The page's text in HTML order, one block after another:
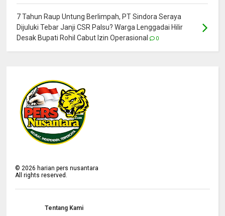
7 Tahun Raup Untung Berlimpah, PT Sindora Seraya
Dijuluki Tebar Janji CSR Palsu? Warga Lenggadai Hilir
Desak Bupati Rohil Cabut Izin Operasional
0
©2026 harian pers nusantara
All rights reserved.
Tentang Kami